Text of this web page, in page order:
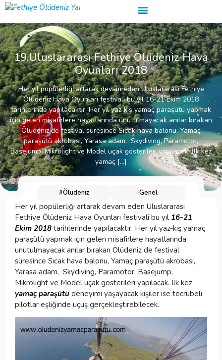
19.Uluslararası Fethiye Ölüdeniz Hava
Oyunları 2018
Her yıl popülerliği artarak devam eden Uluslararası Fethiye
Ölüdeniz Hava Oyunları festivali bu yıl 16-21 Ekim 2018
tarihlerinde yapılacaktır. Her yıl yaz-kış yamaç paraşütü yapmak
için gelen misafirlere hayatlarında unutulmayacak anılar bırakan
Ölüdeniz de festival süresince Sıcak hava balonu, Yamaç
paraşütü akrobasi, Yarasa adam, Skydiving, Paramotor,
Basejump, Mikrolight ve Model uçak gösterileri yapılacak. İlk kez
yamaç […]
#Ölüdeniz Genel
Her yıl popülerliği artarak devam eden Uluslararası
Fethiye Ölüdeniz Hava Oyunları festivali bu yıl 16-21
Ekim 2018 tarihlerinde yapılacaktır. Her yıl yaz-kış yamaç
paraşütü yapmak için gelen misafirlere hayatlarında
unutulmayacak anılar bırakan Ölüdeniz de festival
süresince Sıcak hava balonu, Yamaç paraşütü akrobasi,
Yarasa adam, Skydiving, Paramotor, Basejump,
Mikrolight ve Model uçak gösterileri yapılacak. İlk kez
yamaç paraşütü deneyimi yaşayacak kişiler ise tecrübeli
pilotlar eşliğinde uçuş gerçekleştirebilecek.